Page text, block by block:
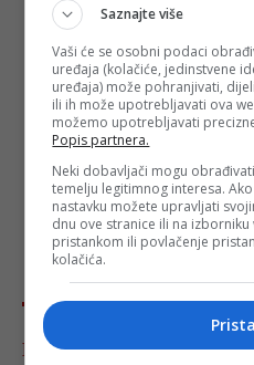
Komentari - Ukupno 28
Saznajte više
Vaši će se osobni podaci
uređaja (kolačiće, jedinstvene
uređaja) može pohranjivati,
ili ih može upotrebljavati ova
možemo upotrebljavati
Popis partnera.
Neki dobavljači mogu
temelju legitimnog interesa.
nastavku možete upravljati
dnu ove stranice ili na
pristankom ili povlačenje
kolačića.